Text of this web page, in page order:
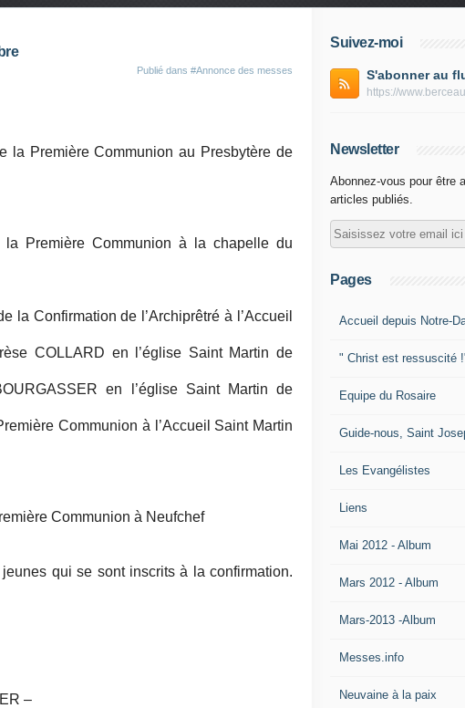
Publié dans #Annonce des messes
la Première Communion au Presbytère de
Première Communion à la chapelle du
Confirmation de l’Archiprêtré à l’Accueil
COLLARD en l’église Saint Martin de
en l’église Saint Martin de
Communion à l’Accueil Saint Martin
Communion à Neufchef
qui se sont inscrits à la confirmation.
–
Suivez-moi
S'abonner au
https://
Newsletter
Abonnez-vous pour être
articles publiés.
Pages
Accueil depuis Notre-
" Christ est ressuscité
Equipe du Rosaire
Guide-nous, Saint
Les Evangélistes
Liens
Mai 2012 - Album
Mars 2012 - Album
Mars-2013 -Album
Messes.info
Neuvaine à la paix